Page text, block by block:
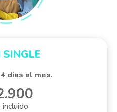
días al mes.